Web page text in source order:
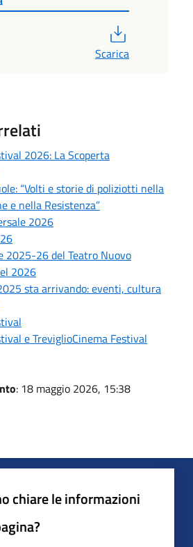
Scarica
2026: La Scoperta
“Volti e storie di poliziotti nella
e nella Resistenza”
2026
2025-26 del Teatro Nuovo
2026
sta arrivando: eventi, cultura
e TreviglioCinema Festival
: 18 maggio 2026, 15:38
chiare le informazioni